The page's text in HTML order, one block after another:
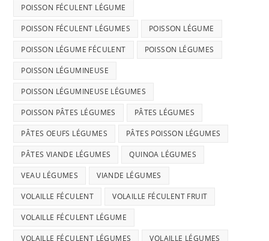
POISSON FÉCULENT LÉGUME
POISSON FÉCULENT LÉGUMES POISSON LÉGUME
POISSON LÉGUME FÉCULENT POISSON LÉGUMES
POISSON LÉGUMINEUSE
POISSON LÉGUMINEUSE LÉGUMES
POISSON PÂTES LÉGUMES PÂTES LÉGUMES
PÂTES OEUFS LÉGUMES PÂTES POISSON LÉGUMES
PÂTES VIANDE LÉGUMES QUINOA LÉGUMES
VEAU LÉGUMES VIANDE LÉGUMES
VOLAILLE FÉCULENT VOLAILLE FÉCULENT FRUIT
VOLAILLE FÉCULENT LÉGUME
VOLAILLE FÉCULENT LÉGUMES VOLAILLE LÉGUMES